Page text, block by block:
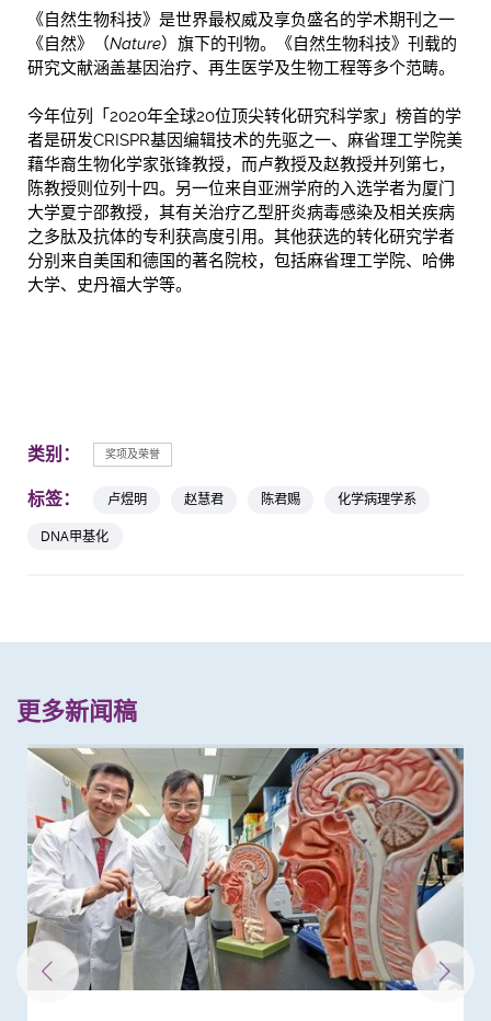
《自然生物科技》是世界最权威及享负盛名的学术期刊之一
《自然》（Nature）旗下的刊物。《自然生物科技》刊载的
研究文献涵盖基因治疗、再生医学及生物工程等多个范畴。
今年位列「2020年全球20位顶尖转化研究科学家」榜首的学
者是研发CRISPR基因编辑技术的先驱之一、麻省理工学院美
藉华裔生物化学家张锋教授，而卢教授及赵教授并列第七，
陈教授则位列十四。另一位来自亚洲学府的入选学者为厦门
大学夏宁邵教授，其有关治疗乙型肝炎病毒感染及相关疾病
之多肽及抗体的专利获高度引用。其他获选的转化研究学者
分别来自美国和德国的著名院校，包括麻省理工学院、哈佛
大学、史丹福大学等。
类别： 奖项及荣誉
标签： 卢煜明 赵慧君 陈君赐
化学病理学系
DNA甲基化
更多新闻稿